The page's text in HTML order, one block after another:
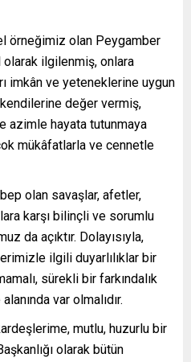
örneğimiz olan Peygamber
ilgilenmiş, onlara
imkân ve yeteneklerine uygun
değer vermiş,
azimle hayata tutunmaya
mükâfatlarla ve cennetle
olan savaşlar, afetler,
karşı bilinçli ve sorumlu
da açıktır. Dolayısıyla,
ilgili duyarlılıklar bir
sürekli bir farkındalık
var olmalıdır.
mutlu, huzurlu bir
olarak bütün